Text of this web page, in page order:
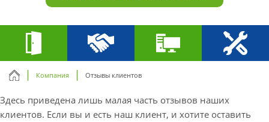
Компания Отзывы клиентов
Здесь приведена лишь малая часть отзывов наших
клиентов. Если вы и есть наш клиент, и хотите оставить